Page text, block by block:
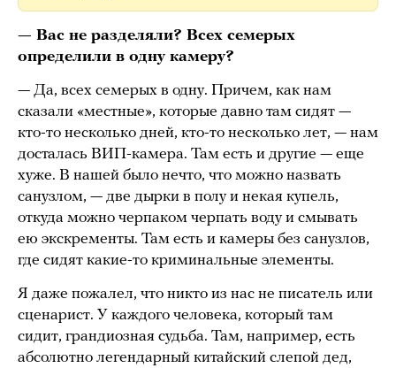
— Вас не разделяли? Всех семерых
определили в одну камеру?
— Да, всех семерых в одну. Причем, как нам
сказали «местные», которые давно там сидят —
кто-то несколько дней, кто-то несколько лет, — нам
досталась ВИП-камера. Там есть и другие — еще
хуже. В нашей было нечто, что можно назвать
санузлом, — две дырки в полу и некая купель,
откуда можно черпаком черпать воду и смывать
ею экскременты. Там есть и камеры без санузлов,
где сидят какие-то криминальные элементы.
Я даже пожалел, что никто из нас не писатель или
сценарист. У каждого человека, который там
сидит, грандиозная судьба. Там, например, есть
абсолютно легендарный китайский слепой дед,